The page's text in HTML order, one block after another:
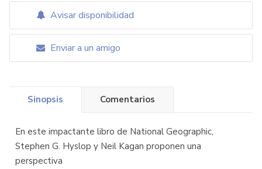
Avisar disponibilidad
Enviar a un amigo
Sinopsis Comentarios
En este impactante libro de National Geographic,
Stephen G. Hyslop y Neil Kagan proponen una
perspectiva